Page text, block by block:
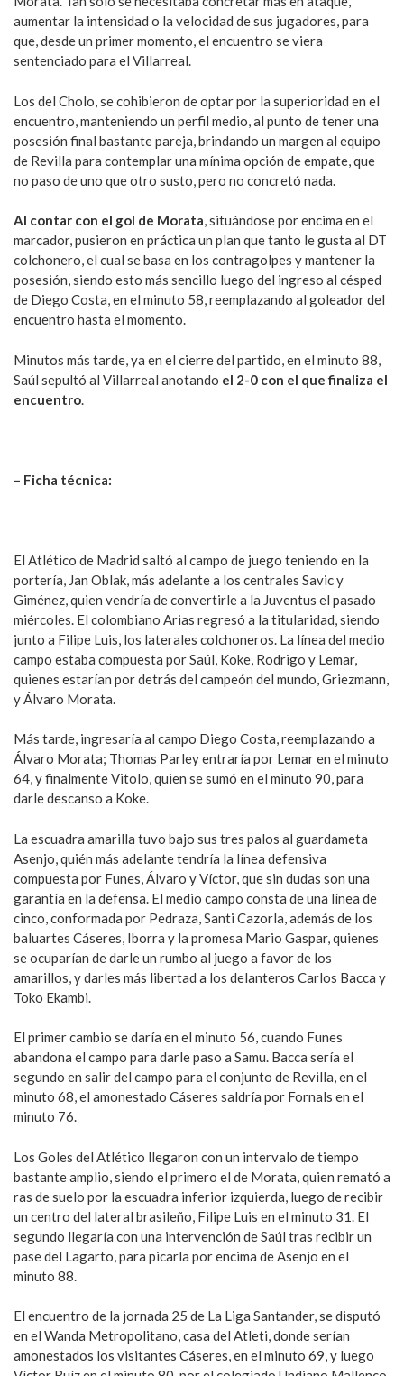
aumentar la intensidad o la velocidad de sus jugadores, para
que, desde un primer momento, el encuentro se viera
sentenciado para el Villarreal.
Los del Cholo, se cohibieron de optar por la superioridad en el
encuentro, manteniendo un perfil medio, al punto de tener una
posesión final bastante pareja, brindando un margen al equipo
de Revilla para contemplar una mínima opción de empate, que
no paso de uno que otro susto, pero no concretó nada.
Al contar con el gol de Morata, situándose por encima en el
marcador, pusieron en práctica un plan que tanto le gusta al DT
colchonero, el cual se basa en los contragolpes y mantener la
posesión, siendo esto más sencillo luego del ingreso al césped
de Diego Costa, en el minuto 58, reemplazando al goleador del
encuentro hasta el momento.
Minutos más tarde, ya en el cierre del partido, en el minuto 88,
Saúl sepultó al Villarreal anotando el 2-0 con el que finaliza el
encuentro
– Ficha técnica:
El Atlético de Madrid saltó al campo de juego teniendo en la
portería, Jan Oblak, más adelante a los centrales Savic y
Giménez, quien vendría de convertirle a la Juventus el pasado
miércoles. El colombiano Arias regresó a la titularidad, siendo
junto a Filipe Luis, los laterales colchoneros. La línea del medio
campo estaba compuesta por Saúl, Koke, Rodrigo y Lemar,
quienes estarían por detrás del campeón del mundo, Griezmann,
y Álvaro Morata.
Más tarde, ingresaría al campo Diego Costa, reemplazando a
Álvaro Morata; Thomas Parley entraría por Lemar en el minuto
64, y finalmente Vitolo, quien se sumó en el minuto 90, para
darle descanso a Koke.
La escuadra amarilla tuvo bajo sus tres palos al guardameta
Asenjo, quién más adelante tendría la línea defensiva
compuesta por Funes, Álvaro y Víctor, que sin dudas son una
garantía en la defensa. El medio campo consta de una línea de
cinco, conformada por Pedraza, Santi Cazorla, además de los
baluartes Cáseres, Iborra y la promesa Mario Gaspar, quienes
se ocuparían de darle un rumbo al juego a favor de los
amarillos, y darles más libertad a los delanteros Carlos Bacca y
Toko Ekambi.
El primer cambio se daría en el minuto 56, cuando Funes
abandona el campo para darle paso a Samu. Bacca sería el
segundo en salir del campo para el conjunto de Revilla, en el
minuto 68, el amonestado Cáseres saldría por Fornals en el
minuto 76.
Los Goles del Atlético llegaron con un intervalo de tiempo
bastante amplio, siendo el primero el de Morata, quien remató a
ras de suelo por la escuadra inferior izquierda, luego de recibir
un centro del lateral brasileño, Filipe Luis en el minuto 31. El
segundo llegaría con una intervención de Saúl tras recibir un
pase del Lagarto, para picarla por encima de Asenjo en el
minuto 88.
El encuentro de la jornada 25 de La Liga Santander, se disputó
en el Wanda Metropolitano, casa del Atleti, donde serían
amonestados los visitantes Cáseres, en el minuto 69, y luego